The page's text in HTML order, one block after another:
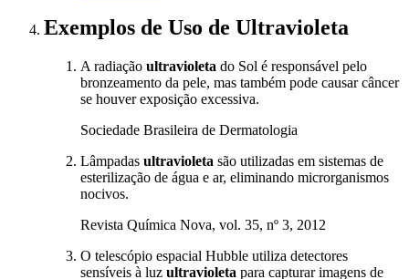
Exemplos de Uso de Ultravioleta
A radiação ultravioleta do Sol é responsável pelo
bronzeamento da pele, mas também pode causar câncer
se houver exposição excessiva.
Sociedade Brasileira de Dermatologia
Lâmpadas ultravioleta são utilizadas em sistemas de
esterilização de água e ar, eliminando microrganismos
nocivos.
Revista Química Nova, vol. 35, nº 3, 2012
O telescópio espacial Hubble utiliza detectores
sensíveis à luz ultravioleta para capturar imagens de